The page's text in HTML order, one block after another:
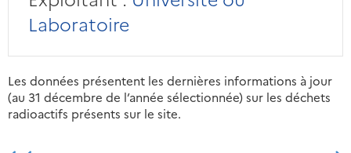
Laboratoire
Les données présentent les dernières informations à jour
(au 31 décembre de l’année sélectionnée) sur les déchets
radioactifs présents sur le site.